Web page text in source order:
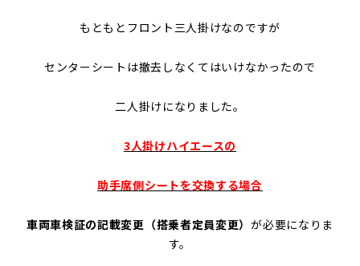
もともとフロント三人掛けなのですが
センターシートは撤去しなくてはいけなかったので
二人掛けになりました。
3人掛けハイエースの
助手席側シートを交換する場合
車両車検証の記載変更（搭乗者定員変更）が必要になりま
す。